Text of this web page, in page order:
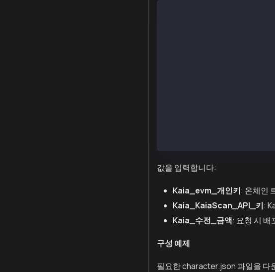
값을 입력합니다:
Kaia_evm_개인키: 온체인
Kaia_KaiaScan_API_키:
Kaia_수전_금액: 요청 시 배
구성 예제
필요한 character.json 파일을 다